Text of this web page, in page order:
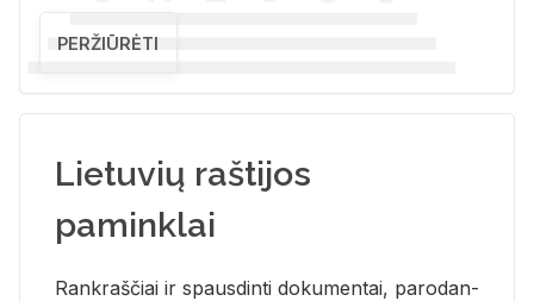
PERŽIŪRĖTI
Lietuvių raštijos
paminklai
Rank­raš­čiai ir spaus­din­ti do­ku­men­tai, pa­ro­dan­